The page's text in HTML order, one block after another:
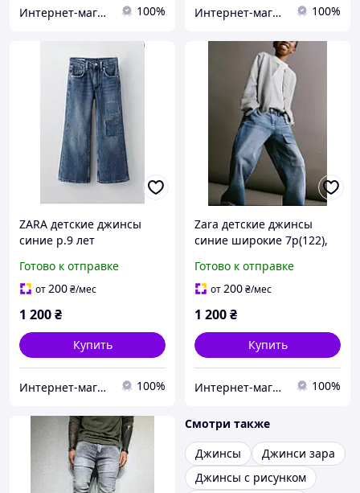
Интернет-магазин »Мультибренд» 100% Интернет-магазин »Мультибренд» 100%
ZARA детские джинсы
синие р.9 лет
Готово к отправке
от200₴/мес
1 200₴
Купить
Интернет-магазин »Мультибренд» 100%
Zara детские джинсы
синие широкие 7р(122),
Готово к отправке
от200₴/мес
1 200₴
Купить
Интернет-магазин »Мультибренд» 100%
Смотри также
Джинсы
Джинси зара
Джинсы с рисунком